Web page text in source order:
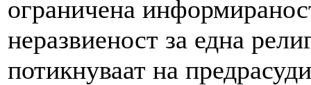
ограничена
неразвиеност за една
потикнуваат на